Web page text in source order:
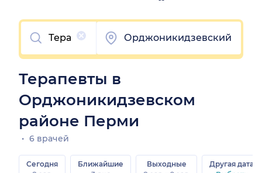
Очистить
Орджоникидзевский
Терапевты в
Орджоникидзевском
районе Перми
6 врачей
Сегодня
Ближайшие
Выходные
Другая дата